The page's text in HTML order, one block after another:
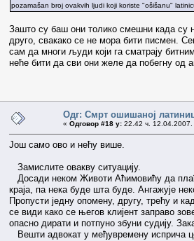
pozamašan broj ovakvih ljudi koji koriste "ošišanu"
Зашто су баш они толико смешни када су
друго, свакако се не мора бити писмен.
сам да многи људи који га сматрају
неће бити да сви они желе да побегну од
Одг: Смрт ошишаној
« Одговор #18 у: 22.42 ч. 12.04.2007.
Још само ово и нећу више.
Замислите овакву ситуацију.
Досади неком Животи Аћимовићу да
краја, па нека буде шта буде. Ангажује
Пропусти једну опомену, другу, трећу и
се види како се његов клијент заправо
опасно дирати и потпуно збуни судију.
Вешти адвокат у међувремену исприча